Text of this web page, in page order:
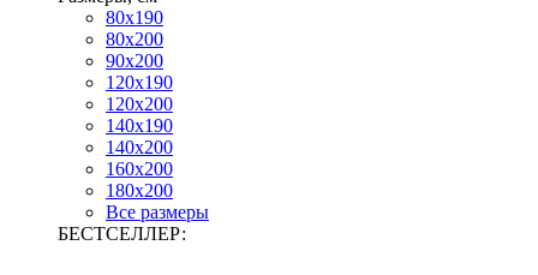
80х190
80х200
90х200
120х190
120х200
140х190
140х200
160х200
180х200
Все размеры
БЕСТСЕЛЛЕР: